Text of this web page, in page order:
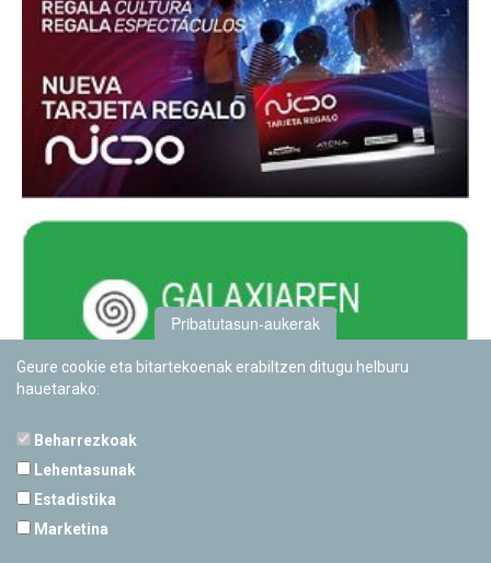
Pribatutasun-aukerak
Geure cookie eta bitartekoenak erabiltzen ditugu helburu
hauetarako:
Beharrezkoak
Lehentasunak
Estadistika
Marketina